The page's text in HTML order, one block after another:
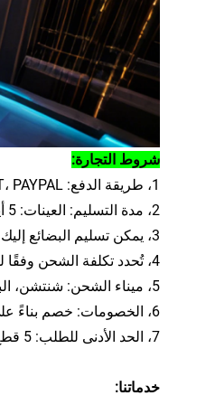
شروط التجارة:
1، طريقة الدفع: T/T، PAYPAL، ويسترن يونيون، L/C......
2، مدة التسليم: العينات: 5 أيام عمل؛ الطلب بالجملة: 7-25 يوم عمل
3، يمكن تسليم البضائع إليك خلال 3-5 أيام عن طريق الشحن الجوي
4، تُحدد تكلفة الشحن وفقًا لطلباتك
5، ميناء الشحن: شنتشن، البر الرئيسي للصين
6، الخصومات: خصم بناءً على كمية الطلب
7، الحد الأدنى للطلب: 5 قطع
خدماتنا: